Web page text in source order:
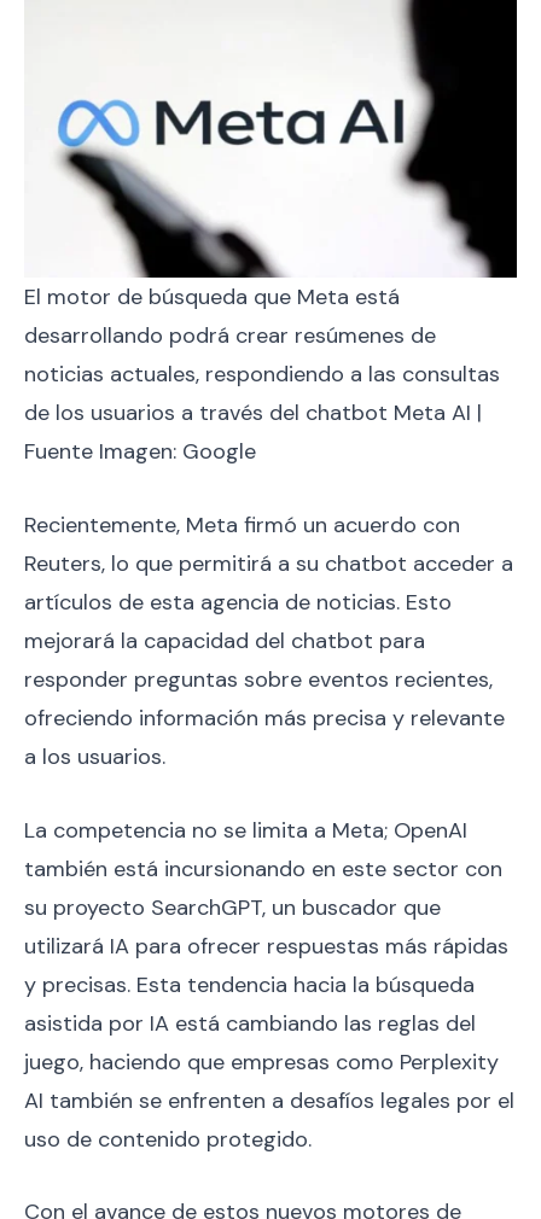
El motor de búsqueda que Meta está
desarrollando podrá crear resúmenes de
noticias actuales, respondiendo a las consultas
de los usuarios a través del chatbot Meta AI |
Fuente Imagen: Google
Recientemente, Meta firmó un acuerdo con
Reuters, lo que permitirá a su chatbot acceder a
artículos de esta agencia de noticias. Esto
mejorará la capacidad del chatbot para
responder preguntas sobre eventos recientes,
ofreciendo información más precisa y relevante
a los usuarios.
La competencia no se limita a Meta; OpenAI
también está incursionando en este sector con
su proyecto SearchGPT, un buscador que
utilizará IA para ofrecer respuestas más rápidas
y precisas. Esta tendencia hacia la búsqueda
asistida por IA está cambiando las reglas del
juego, haciendo que empresas como Perplexity
AI también se enfrenten a desafíos legales por el
uso de contenido protegido.
Con el avance de estos nuevos motores de